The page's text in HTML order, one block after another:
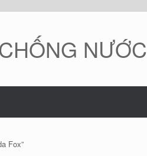
NƯỚC
Fox”